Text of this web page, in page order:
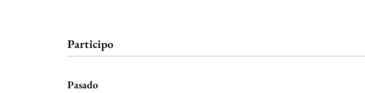
Participo
Pasado